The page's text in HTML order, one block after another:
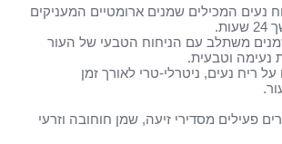
נעים המכילים שמנים ארומטיים המעניקים
משתלב עם הניחוח הטבעי של העור
נעימה וטבעית.
ריח נעים, ניטרלי-טרי לאורך זמן
פעילים מסדירי זיעה, שמן חוחובה וזרעי